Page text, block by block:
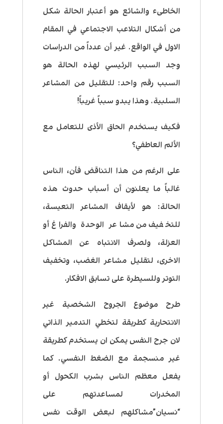
الخاطىء والشائع هو أعتبار الحالة شكل
من أشكال التلاعب الاجتماعي في المقام
الاول في الواقع. غير أن عدداً من الدراسات
وجد السبب الرئيسي لهذه الحالة هو
السبب رقم واحد: للتقليل من المشاعر
السلبية. وهذا يبدو سبباً غريباً!
فكيف يستخدم الحاق الأذى للتعامل مع
الألم العاطفي؟
على الرغم من هذا التناقض فأن، الناس
غالباً ما يعلنون أن أسباب حدوث هذه
الحالة: هو لأيقاف المشاعر التعيسة،
للتخفيف من مشاعر الوحدة والفراغ أو
العزلة، ولصرف الانتباه عن المشاكل
الاخرى، لتقليل مشاعر الغضب، وتخفيف
التوتر وللسيطرة على تسابق الافكار.
طرح موضوع الجروح الشخصية غير
الانتحارية كطريقة لتخطي التدمير الذاتي
لان جرح النفس يمكن ان يستخدم كطريقة
غير منسجمة مع الضغط النفسي. كما
يفعل معظم الناس بشرب الكحول أو
المخدرات لمساعدتهم على
“نسيان”مشاكلهم لبعض الوقت نفس